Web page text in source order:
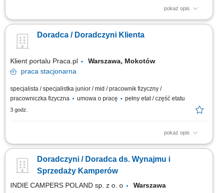
pokaż opis
Dbanie o prawidłowe wyeksponowanie asortymentu, estetykę strefy
oznaczeń cenowych, prowadzenie przecen oraz kontrola terminowości i
jakości produktów. Pomoc klientom w odnajdywaniu poszukiwanych
Doradca / Doradczyni Klienta
Klient portalu Praca.pl
Warszawa, Mokotów
praca stacjonarna
specjalista / specjalistka junior / mid / pracownik fizyczny /
pracowniczka fizyczna
umowa o pracę pełny etat / część etatu
3 godz.
pokaż opis
Dbanie o prawidłowe wyeksponowanie asortymentu, estetykę strefy
oznaczeń cenowych, prowadzenie przecen oraz kontrola terminowości i
jakości produktów. Pomoc klientom w odnajdywaniu poszukiwanych
Doradczyni / Doradca ds. Wynajmu i
Sprzedaży Kamperów
INDIE CAMPERS POLAND sp. z o. o
Warszawa